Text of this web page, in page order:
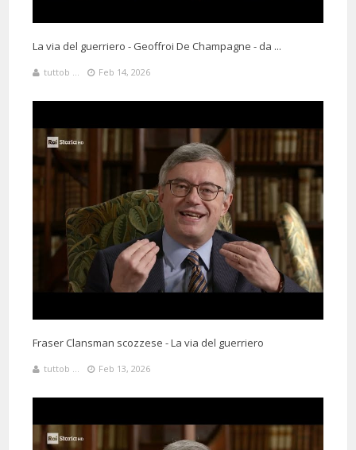
La via del guerriero - Geoffroi De Champagne - da ...
tuttob ... Feb 14, 2026
Fraser Clansman scozzese - La via del guerriero
tuttob ... Feb 13, 2026